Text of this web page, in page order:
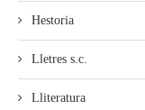
Hestoria
Lletres s.c.
Lliteratura